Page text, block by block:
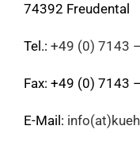
74392 Freudental
Tel.: +49 (0) 7143
Fax: +49 (0) 7143
E-Mail: